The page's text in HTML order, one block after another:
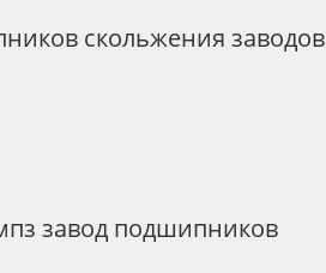
скольжения заводов
завод подшипников